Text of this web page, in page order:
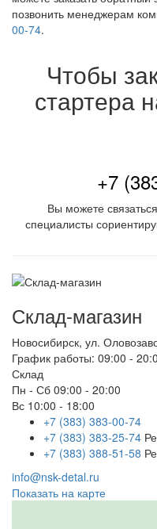
позвонить менеджерам
00-74.
Чтобы
стартера
+7
Вы можете
специалисты
Склад-магазин
Новосибирск, ул.
График работы: 09:00 -
Склад
Пн - Сб 09:00 - 20:00
Вс 10:00 - 18:00
+7 (383) 383-00-74
+7 (383) 383-25-74
+7 (383) 388-51-58
info@nsk-detal.ru
Показать на карте